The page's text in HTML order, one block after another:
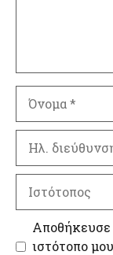
διεύθυνση
Αποθήκευσε
ιστότοπο